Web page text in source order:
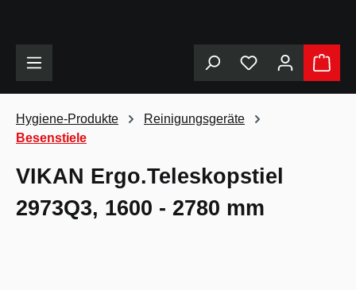
Hygiene-Produkte
Reinigungsgeräte
Besenstiele
VIKAN Ergo.Teleskopstiel
2973Q3, 1600 - 2780 mm